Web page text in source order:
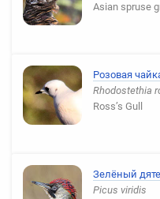
Asian spruse
Розовая
Rhodostethia
Ross’s Gull
Зелёный
Picus viridis